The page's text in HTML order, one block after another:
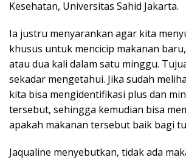
Kesehatan, Universitas Sahid Jakarta.
Ia justru menyarankan agar kita
khusus untuk mencicip makanan
atau dua kali dalam satu minggu.
sekadar mengetahui. Jika sudah
kita bisa mengidentifikasi plus dan
tersebut, sehingga kemudian bisa
apakah makanan tersebut baik bagi
Jaqualine menyebutkan, tidak ada